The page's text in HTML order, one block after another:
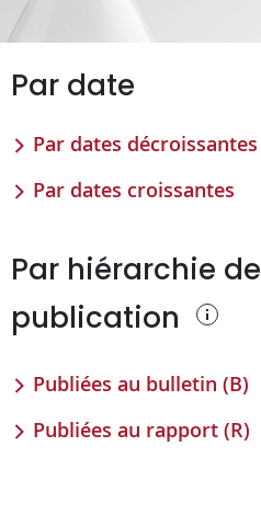
Par date
Par dates décroissantes
Par dates croissantes
Par hiérarchie de
publication
Publiées au bulletin (B)
Publiées au rapport (R)